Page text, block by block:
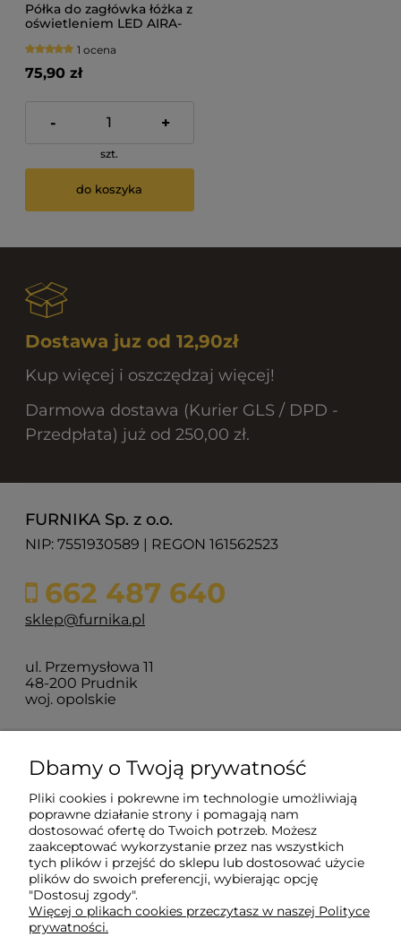
Półka do zagłówka łóżka z
oświetleniem LED AIRA-
1 ocena
75,90 zł
- +
szt.
do koszyka
Dostawa juz od 12,90zł
Kup więcej i oszczędzaj więcej!
Darmowa dostawa (Kurier GLS / DPD -
Przedpłata) już od 250,00 zł.
FURNIKA Sp. z o.o.
NIP: 7551930589 | REGON 161562523
662 487 640
sklep@furnika.pl
ul. Przemysłowa 11
48-200 Prudnik
woj. opolskie
Zakupy
Pomoc
Moje konto
Informacje
Dbamy o Twoją prywatność
Pliki cookies i pokrewne im technologie umożliwiają
poprawne działanie strony i pomagają nam
dostosować ofertę do Twoich potrzeb. Możesz
zaakceptować wykorzystanie przez nas wszystkich
tych plików i przejść do sklepu lub dostosować użycie
plików do swoich preferencji, wybierając opcję
"Dostosuj zgody".
Więcej o plikach cookies przeczytasz w naszej Polityce
prywatności.